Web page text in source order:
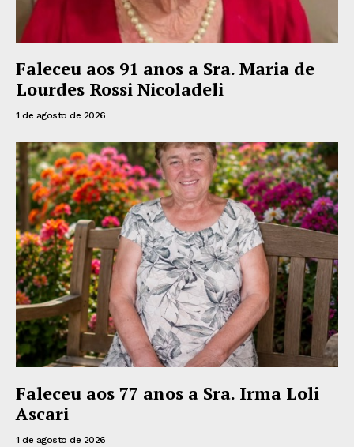
Faleceu aos 91 anos a Sra. Maria de
Lourdes Rossi Nicoladeli
1 de agosto de 2026
Faleceu aos 77 anos a Sra. Irma Loli
Ascari
1 de agosto de 2026